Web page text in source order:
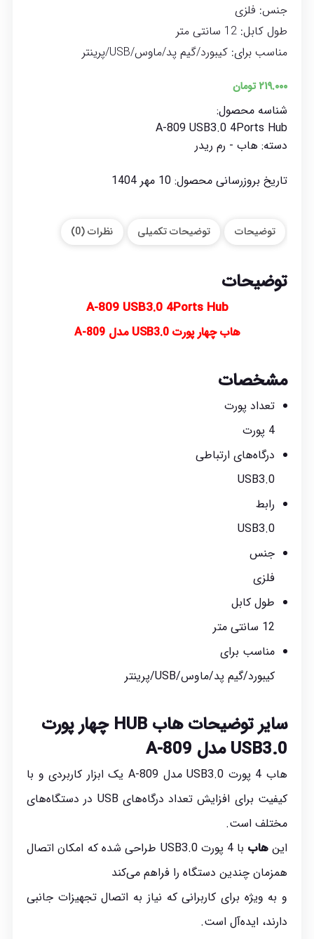
جنس: فلزی
طول کابل: 12 سانتی متر
مناسب برای: کیبورد/گیم پد/ماوس/USB/پرینتر
۲۱۹.۰۰۰تومان
شناسه محصول:
A-809 USB3.0 4Ports Hub
دسته: هاب - رم ریدر
تاریخ بروزرسانی محصول: 10 مهر 1404
توضیحات توضیحات تکمیلی نظرات (0)
توضیحات
A-809 USB3.0 4Ports Hub
هاب چهار پورت USB3.0 مدل A-809
مشخصات
تعداد پورت
4 پورت
درگاه‌های ارتباطی
USB3.0
رابط
USB3.0
جنس
فلزی
طول کابل
12 سانتی متر
مناسب برای
کیبورد/گیم پد/ماوس/USB/پرینتر
سایر توضیحات هاب HUB چهار پورت
USB3.0 مدل A-809
هاب 4 پورت USB3.0 مدل A-809 یک ابزار کاربردی و با
کیفیت برای افزایش تعداد درگاه‌های USB در دستگاه‌های
مختلف است.
اینهاب
با 4 پورت USB3.0 طراحی شده که امکان اتصال
همزمان چندین دستگاه را فراهم می‌کند
و به ویژه برای کاربرانی که نیاز به اتصال تجهیزات جانبی
دارند، ایده‌آل است.